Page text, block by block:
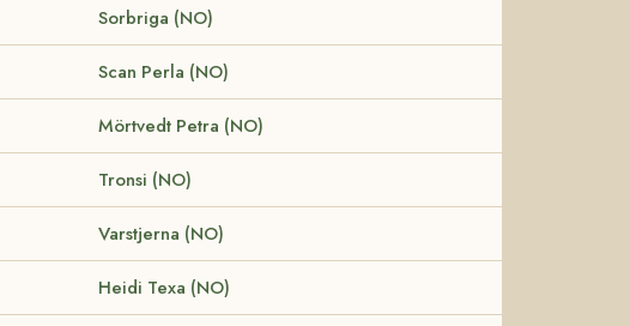
Sorbriga (NO)
Scan Perla (NO)
Mörtvedt Petra (NO)
Tronsi (NO)
Varstjerna (NO)
Heidi Texa (NO)